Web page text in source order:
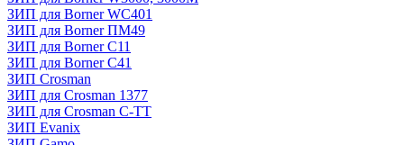
ЗИП для Borner WC401
ЗИП для Borner ПМ49
ЗИП для Borner С11
ЗИП для Borner С41
ЗИП Crosman
ЗИП для Crosman 1377
ЗИП для Crosman C-TT
ЗИП Evanix